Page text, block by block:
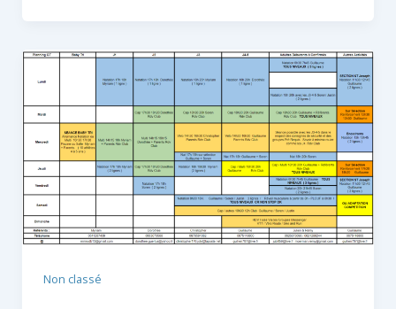
Non classé